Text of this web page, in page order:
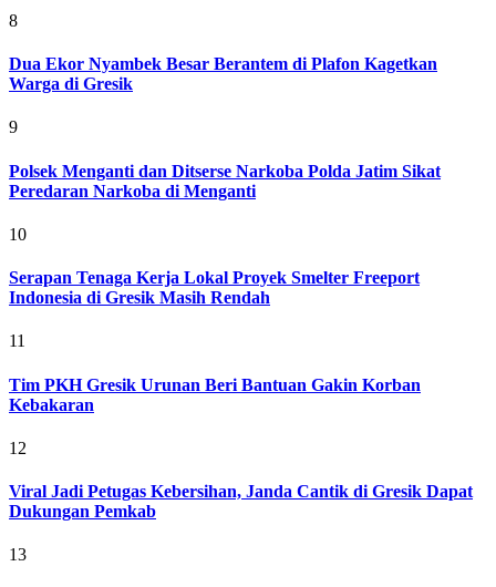
8
Dua Ekor Nyambek Besar Berantem di Plafon Kagetkan
Warga di Gresik
9
Polsek Menganti dan Ditserse Narkoba Polda Jatim Sikat
Peredaran Narkoba di Menganti
10
Serapan Tenaga Kerja Lokal Proyek Smelter Freeport
Indonesia di Gresik Masih Rendah
11
Tim PKH Gresik Urunan Beri Bantuan Gakin Korban
Kebakaran
12
Viral Jadi Petugas Kebersihan, Janda Cantik di Gresik Dapat
Dukungan Pemkab
13